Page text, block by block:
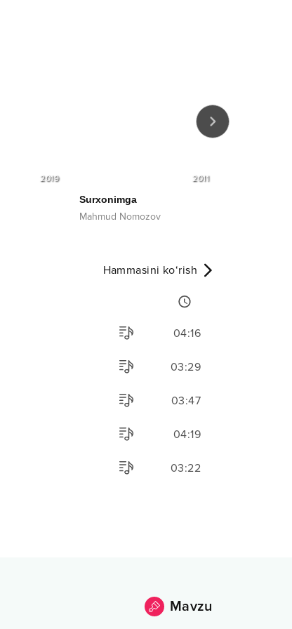
2019 2011
Surxonimga
Mahmud Nomozov
Hammasini ko‘rish
04:16
03:29
03:47
04:19
03:22
Mavzu